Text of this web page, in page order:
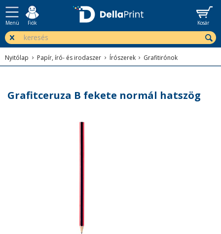
Menü Fiók Kosár
Nyitólap Papír, író- és irodaszer Írószerek Grafitirónok
Grafitceruza B fekete normál hatszög